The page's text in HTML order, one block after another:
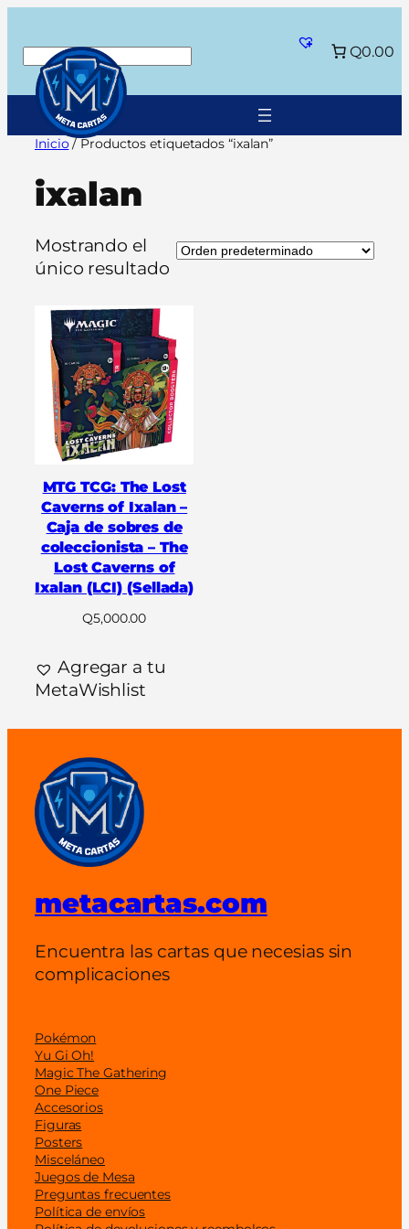
contenido
Buscar Q0.00
Inicio/ Productos etiquetados “ixalan”
ixalan
Mostrando el
único resultado
MTG TCG: The Lost
Caverns of Ixalan –
Caja de sobres de
coleccionista – The
Lost Caverns of
Ixalan (LCI) (Sellada)
Q5,000.00
Agregar a tu
MetaWishlist
metacartas.com
Encuentra las cartas que necesias sin
complicaciones
Pokémon
Yu Gi Oh!
Magic The Gathering
One Piece
Accesorios
Figuras
Posters
Misceláneo
Juegos de Mesa
Preguntas frecuentes
Política de envíos